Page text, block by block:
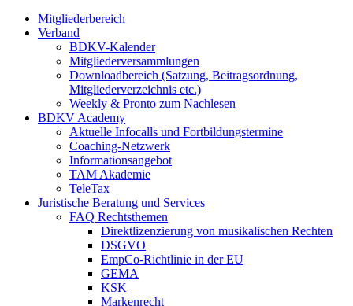
Mitgliederbereich
Verband
BDKV-Kalender
Mitgliederversammlungen
Downloadbereich (Satzung, Beitragsordnung,
Mitgliederverzeichnis etc.)
Weekly & Pronto zum Nachlesen
BDKV Academy
Aktuelle Infocalls und Fortbildungstermine
Coaching-Netzwerk
Informationsangebot
TAM Akademie
TeleTax
Juristische Beratung und Services
FAQ Rechtsthemen
Direktlizenzierung von musikalischen Rechten
DSGVO
EmpCo-Richtlinie in der EU
GEMA
KSK
Markenrecht